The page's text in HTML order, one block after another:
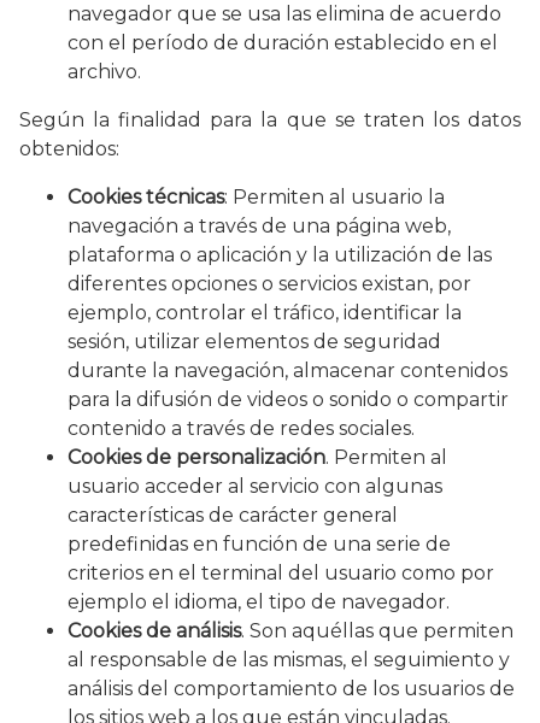
navegador que se usa las elimina de acuerdo
con el período de duración establecido en el
archivo.
Según la finalidad para la que se traten los datos
obtenidos:
Cookies técnicas: Permiten al usuario la
navegación a través de una página web,
plataforma o aplicación y la utilización de las
diferentes opciones o servicios existan, por
ejemplo, controlar el tráfico, identificar la
sesión, utilizar elementos de seguridad
durante la navegación, almacenar contenidos
para la difusión de videos o sonido o compartir
contenido a través de redes sociales.
Cookies de personalización. Permiten al
usuario acceder al servicio con algunas
características de carácter general
predefinidas en función de una serie de
criterios en el terminal del usuario como por
ejemplo el idioma, el tipo de navegador.
Cookies de análisis. Son aquéllas que permiten
al responsable de las mismas, el seguimiento y
análisis del comportamiento de los usuarios de
los sitios web a los que están vinculadas.